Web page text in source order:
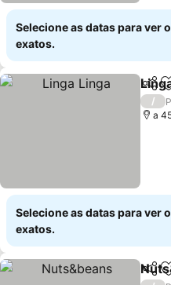
Selecione as datas para ver
exatos.
/
a
Selecione as datas para ver
exatos.